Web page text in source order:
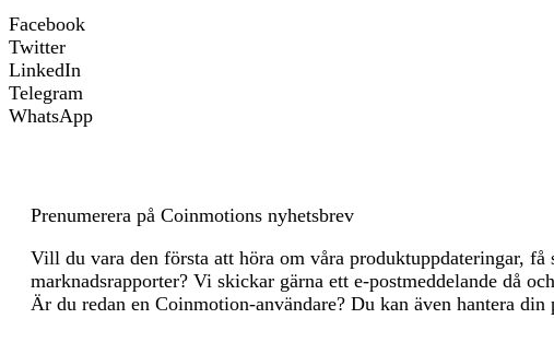
Energiintensitet
Scope 1 DLT växthusgasutsläpp - Kontrollerade
Scope 2 DLT växthusgasutsläpp - Inköpta
Viktiga energikällor och metoder
Viktiga växthusgaskällor och metoder
Facebook
Twitter
LinkedIn
Telegram
WhatsApp
Prenumerera på Coinmotions nyhetsbrev
Vill du vara den första att höra om våra produktuppdateringar,
marknadsrapporter? Vi skickar gärna ett e-postmeddelande då
Är du redan en Coinmotion-användare? Du kan även hantera din